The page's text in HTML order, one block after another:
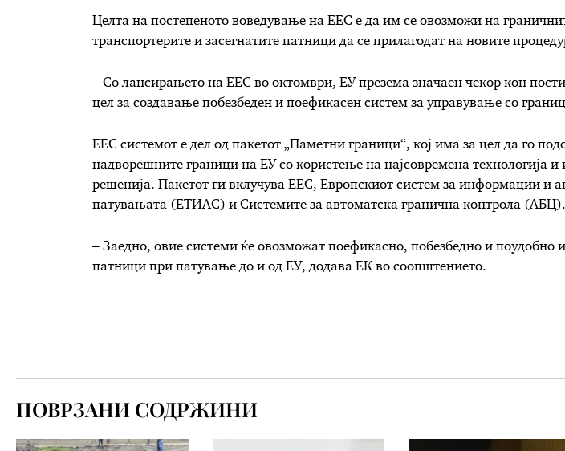
Целта на постепеното воведување на EEС е да им се овозможи на
транспортерите и засегнатите патници да се прилагодат на новите
– Со лансирањето на EEС во октомври, ЕУ презема значаен чекор кон
цел за создавање побезбеден и поефикасен систем за управување со
ЕЕС системот е дел од пакетот „Паметни граници“, кој има за цел да го
надворешните граници на ЕУ со користење на најсовремена технологија и
решенија. Пакетот ги вклучува EEС, Европскиот систем за информации и
патувањата (ЕТИАС) и Системите за автоматска гранична контрола (АБЦ).
– Заедно, овие системи ќе овозможат поефикасно, побезбедно и поудобно
патници при патување до и од ЕУ, додава ЕК во соопштението.
ПОВРЗАНИ СОДРЖИНИ